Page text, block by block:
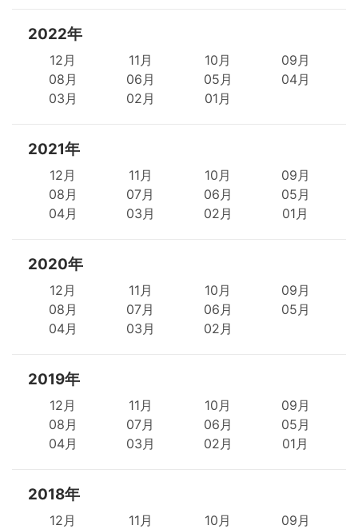
2022年
12月 11月 10月
09月
08月
06月 05月
04月
03月
02月 01月
2021年
12月 11月 10月
09月
08月
07月 06月
05月
04月
03月 02月 01月
2020年
12月 11月 10月
09月
08月
07月 06月
05月
04月
03月 02月
2019年
12月 11月 10月
09月
08月
07月 06月
05月
04月
03月 02月 01月
2018年
12月 11月 10月
09月